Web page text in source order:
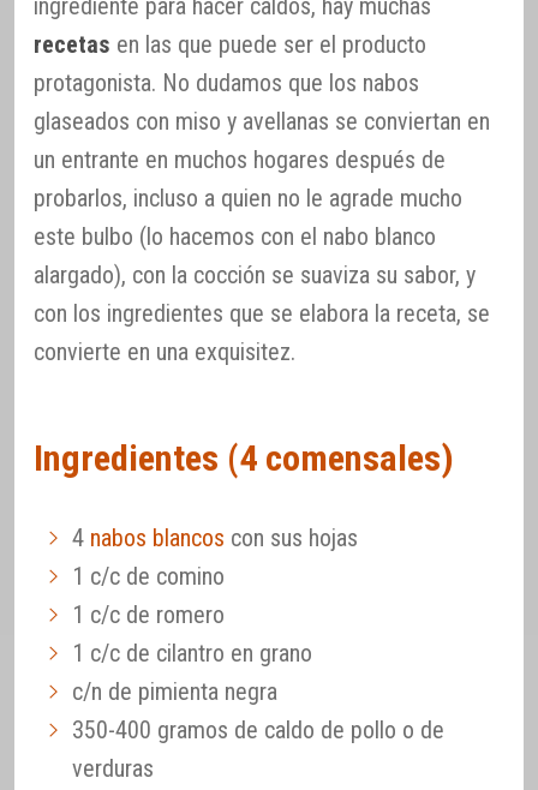
ingrediente para hacer caldos, hay muchas
recetas en las que puede ser el producto
protagonista. No dudamos que los nabos
glaseados con miso y avellanas se conviertan en
un entrante en muchos hogares después de
probarlos, incluso a quien no le agrade mucho
este bulbo (lo hacemos con el nabo blanco
alargado), con la cocción se suaviza su sabor, y
con los ingredientes que se elabora la receta, se
convierte en una exquisitez.
Ingredientes (4 comensales)
4 nabos blancos con sus hojas
1 c/c de comino
1 c/c de romero
1 c/c de cilantro en grano
c/n de pimienta negra
350-400 gramos de caldo de pollo o de
verduras